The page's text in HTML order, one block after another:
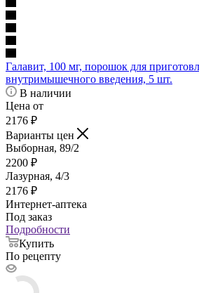
Галавит, 100 мг, порошок для
внутримышечного введения, 5 шт.
В наличии
Цена от
2176 ₽
Варианты цен
Выборная, 89/2
2200 ₽
Лазурная, 4/3
2176 ₽
Интернет-аптека
Под заказ
Подробности
Купить
По рецепту